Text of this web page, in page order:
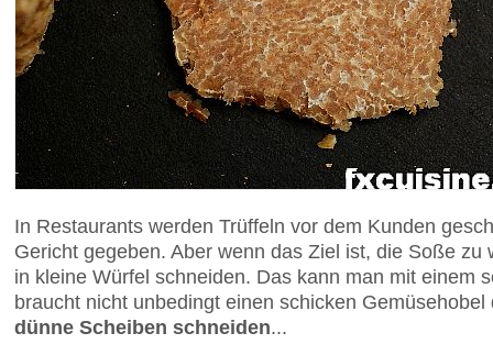
In Restaurants werden Trüffeln vor dem Kunden
Gericht gegeben. Aber wenn das Ziel ist, die Soße zu
in kleine Würfel schneiden. Das kann man mit einem
braucht nicht unbedingt einen schicken
dünne Scheiben schneiden...